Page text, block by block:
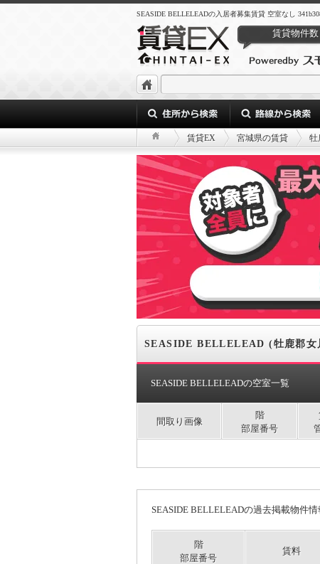
SEASIDE BELLELEADの入居者募集賃貸 空室なし
賃貸物件数
賃貸EX 宮城県の賃貸 牡
SEASIDE BELLELEAD (牡鹿郡女
SEASIDE BELLELEADの空室一覧
間取り画像
階
部屋番号
SEASIDE BELLELEADの過去掲載物件情
階
部屋番号
賃料